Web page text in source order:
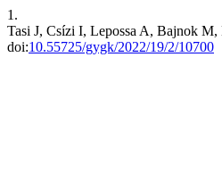
1.
Tasi J, Csízi I, Lepossa A, Bajnok
doi:10.55725/gygk/2022/19/2/10700